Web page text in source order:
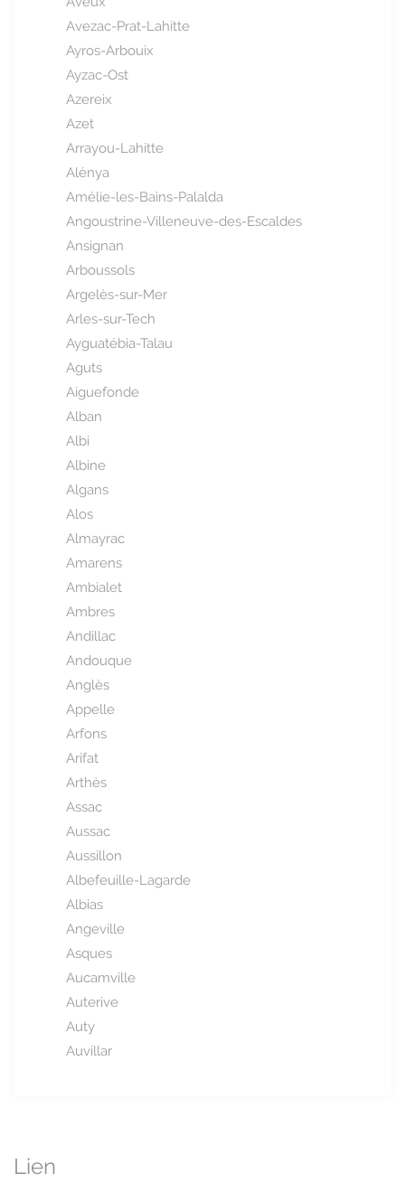
Avezac-Prat-Lahitte
Ayros-Arbouix
Ayzac-Ost
Azereix
Azet
Arrayou-Lahitte
Alénya
Amélie-les-Bains-Palalda
Angoustrine-Villeneuve-des-Escaldes
Ansignan
Arboussols
Argelès-sur-Mer
Arles-sur-Tech
Ayguatébia-Talau
Aguts
Aiguefonde
Alban
Albi
Albine
Algans
Alos
Almayrac
Amarens
Ambialet
Ambres
Andillac
Andouque
Anglès
Appelle
Arfons
Arifat
Arthès
Assac
Aussac
Aussillon
Albefeuille-Lagarde
Albias
Angeville
Asques
Aucamville
Auterive
Auty
Auvillar
Lien